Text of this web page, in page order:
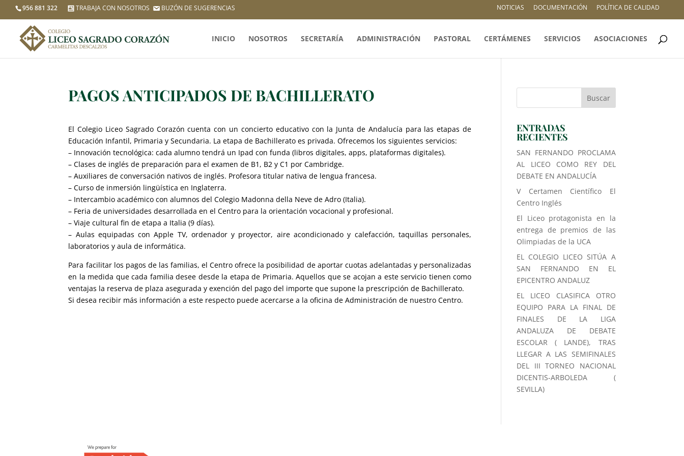
956 881 322 TRABAJA CON NOSOTROS BUZÓN DE SUGERENCIAS NOTICIAS DOCUMENTACIÓN POLÍTICA DE CALIDAD
INICIO NOSOTROS SECRETARÍA ADMINISTRACIÓN PASTORAL CERTÁMENES SERVICIOS ASOCIACIONES
PAGOS ANTICIPADOS DE BACHILLERATO
El Colegio Liceo Sagrado Corazón cuenta con un concierto educativo con la Junta de Andalucía para las etapas de
Educación Infantil, Primaria y Secundaria. La etapa de Bachillerato es privada. Ofrecemos los siguientes servicios:
– Innovación tecnológica: cada alumno tendrá un Ipad con funda (libros digitales, apps, plataformas digitales).
– Clases de inglés de preparación para el examen de B1, B2 y C1 por Cambridge.
– Auxiliares de conversación nativos de inglés. Profesora titular nativa de lengua francesa.
– Curso de inmersión lingüística en Inglaterra.
– Intercambio académico con alumnos del Colegio Madonna della Neve de Adro (Italia).
– Feria de universidades desarrollada en el Centro para la orientación vocacional y profesional.
– Viaje cultural fin de etapa a Italia (9 días).
– Aulas equipadas con Apple TV, ordenador y proyector, aire acondicionado y calefacción, taquillas personales,
laboratorios y aula de informática.
Para facilitar los pagos de las familias, el Centro ofrece la posibilidad de aportar cuotas adelantadas y personalizadas
en la medida que cada familia desee desde la etapa de Primaria. Aquellos que se acojan a este servicio tienen como
ventajas la reserva de plaza asegurada y exención del pago del importe que supone la prescripción de Bachillerato.
Si desea recibir más información a este respecto puede acercarse a la oficina de Administración de nuestro Centro.
ENTRADAS
RECIENTES
SAN FERNANDO PROCLAMA
AL LICEO COMO REY DEL
DEBATE EN ANDALUCÍA
V Certamen Científico El
Centro Inglés
El Liceo protagonista en la
entrega de premios de las
Olimpiadas de la UCA
EL COLEGIO LICEO SITÚA A
SAN FERNANDO EN EL
EPICENTRO ANDALUZ
EL LICEO CLASIFICA OTRO
EQUIPO PARA LA FINAL DE
FINALES DE LA LIGA
ANDALUZA DE DEBATE
ESCOLAR ( LANDE), TRAS
LLEGAR A LAS SEMIFINALES
DEL III TORNEO NACIONAL
DICENTIS-ARBOLEDA (
SEVILLA)